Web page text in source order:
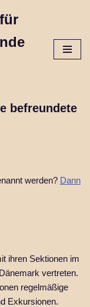
befreundete
werden? Dann
ihren Sektionen im
vertreten.
regelmäßige
Exkursionen.